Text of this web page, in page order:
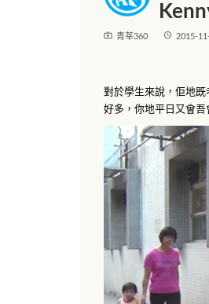
live_tv 青莘360 access_time 2015-
對於學生來說，佢地
好多，你地平日又會吾